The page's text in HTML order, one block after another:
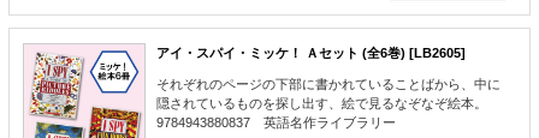
アイ・スパイ・ミッケ！ Ａセット (全6巻) [LB2605]
それぞれのページの下部に書かれていることばから、中に
隠されているものを探し出す、絵で見るなぞなぞ絵本。
9784943880837 英語名作ライブラリー